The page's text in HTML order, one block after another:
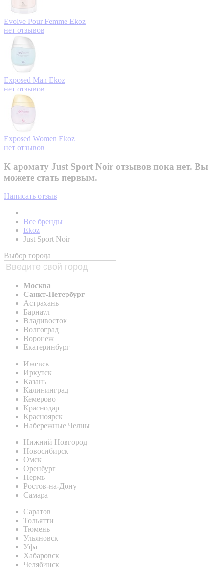
Evolve Pour Femme Ekoz
нет отзывов
Exposed Man Ekoz
нет отзывов
Exposed Women Ekoz
нет отзывов
К аромату Just Sport Noir отзывов пока нет. Вы
можете стать первым.
Написать отзыв
Все бренды
Ekoz
Just Sport Noir
Выбор города
Москва
Санкт-Петербург
Астрахань
Барнаул
Владивосток
Волгоград
Воронеж
Екатеринбург
Ижевск
Иркутск
Казань
Калининград
Кемерово
Краснодар
Красноярск
Набережные Челны
Нижний Новгород
Новосибирск
Омск
Оренбург
Пермь
Ростов-на-Дону
Самара
Саратов
Тольятти
Тюмень
Ульяновск
Уфа
Хабаровск
Челябинск